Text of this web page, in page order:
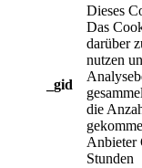
_gid
Dieses
Das
darüber
nutzen
die
Anbieter
Stunden